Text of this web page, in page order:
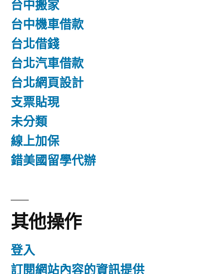
台中搬家
台中機車借款
台北借錢
台北汽車借款
台北網頁設計
支票貼現
未分類
線上加保
錯美國留學代辦
其他操作
登入
訂閱網站內容的資訊提供